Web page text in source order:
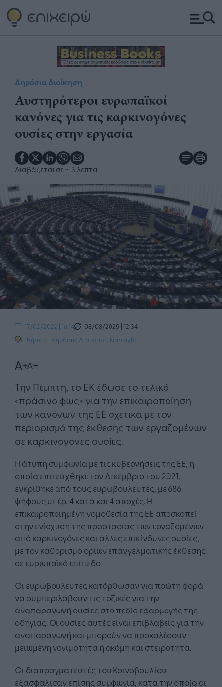
Δημόσια Διοίκηση
Αυστηρότεροι ευρωπαϊκοί
κανόνες για τις καρκινογόνες
ουσίες στην εργασία
Διαβάζεται σε ~ 3 λεπτά
17/02/2022 | 16:14
08/08/2025 | 12:34
Ειδήσεις | Δημόσια Διοίκηση Κοινωνία
​Την Πέμπτη, το ΕΚ έδωσε το τελικό
«πράσινο φως» για την επικαιροποίηση
των κανόνων της ΕΕ σχετικά με τον
περιορισμό της έκθεσης των εργαζομένων
σε καρκινογόνες ουσίες.
Η άτυπη συμφωνία με τις κυβερνήσεις της ΕΕ, η
οποία επιτεύχθηκε τον Δεκέμβριο του 2021,
εγκρίθηκε από τους ευρωβουλευτές, με 686
ψήφους υπέρ, 4 κατά και 4 αποχές. Η
επικαιροποιημένη νομοθεσία της ΕΕ αποσκοπεί
στην ενίσχυση της προστασίας των εργαζομένων
από καρκινογόνες και άλλες επικίνδυνες ουσίες,
με τον καθορισμό ορίων επαγγελματικής έκθεσης
σε ευρωπαϊκό επίπεδο.
Οι ευρωβουλευτές κατόρθωσαν για πρώτη φορά
να συμπεριλάβουν τις τοξικές για την
αναπαραγωγή ουσίες στο πεδίο εφαρμογής της
οδηγίας. Οι ουσίες αυτές είναι επιβλαβείς για την
αναπαραγωγή και μπορούν να προκαλέσουν
μειωμένη γονιμότητα ή ακόμη και στειρότητα.
Οι διαπραγματευτές του Κοινοβουλίου
εξασφάλισαν επίσης συμφωνία, κατά την οποία οι